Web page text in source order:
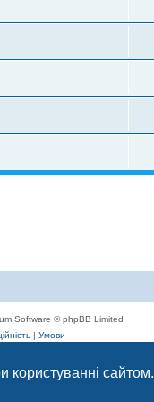
користуванні сайтом.
Software © phpBB Limited
| Умови